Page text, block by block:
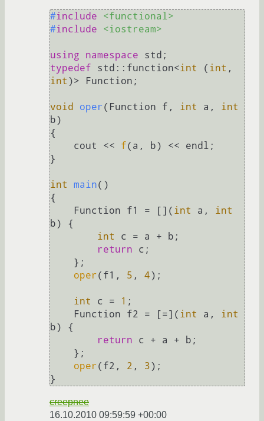
#include
<functional>
#include <iostream>
using namespace
typedef std::function<int ( int
int )> Function;
void oper (Function f, int a, int
b)
{
    cout <<
f(a, b) << endl;
}
int main()
{
    Function f1 = [](
int a, int
b) {
int
c = a + b;
return c;
oper(f1, 5 , 4);
int c = 1 ;
    Function f2 = [=](
int a, int
b) {
return c + a + b;
oper(f2, 2 , 3);
creepnee
16.10.2010 09:59:59 +00:00